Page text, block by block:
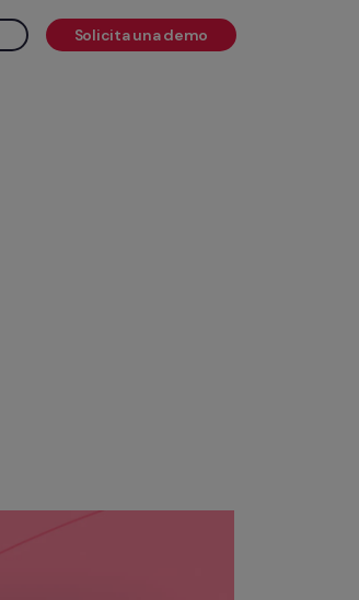
Solicita una demo